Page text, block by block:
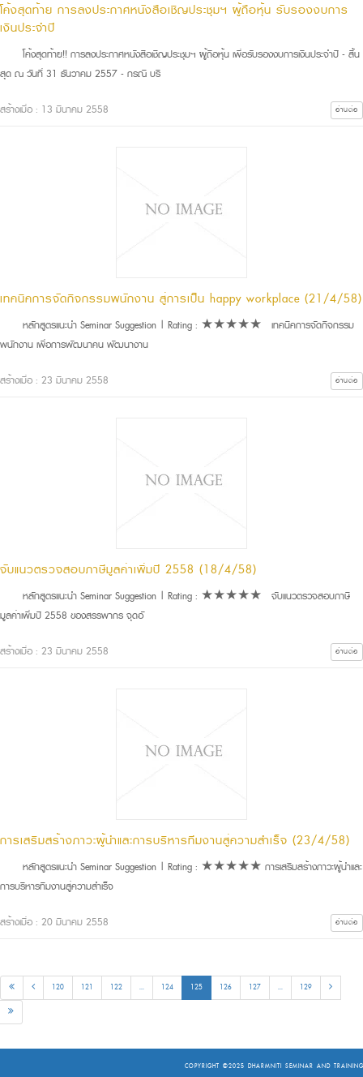
โค้งสุดท้าย การลงประกาศหนังสือเชิญประชุมฯ ผู้ถือหุ้น รับรองงบการ
เงินประจำปี
โค้งสุดท้าย!! การลงประกาศหนังสือเชิญประชุมฯ ผู้ถือหุ้น เพื่อรับรองงบการเงินประจำปี - สิ้น
สุด ณ วันที่ 31 ธันวาคม 2557 - กรณี บริ
สร้างเมื่อ : 13 มีนาคม 2558 อ่านต่อ
เทคนิคการจัดกิจกรรมพนักงาน สู่การเป็น happy workplace (21/4/58)
หลักสูตรแนะนำ Seminar Suggestion | Rating : ★★★★★ เทคนิคการจัดกิจกรรม
พนักงาน เพื่อการพัฒนาคน พัฒนางาน
สร้างเมื่อ : 23 มีนาคม 2558 อ่านต่อ
จับแนวตรวจสอบภาษีมูลค่าเพิ่มปี 2558 (18/4/58)
หลักสูตรแนะนำ Seminar Suggestion | Rating : ★★★★★ จับแนวตรวจสอบภาษี
มูลค่าเพิ่มปี 2558 ของสรรพากร จุดอั
สร้างเมื่อ : 23 มีนาคม 2558 อ่านต่อ
การเสริมสร้างภาวะผู้นำและการบริหารทีมงานสู่ความสำเร็จ (23/4/58)
หลักสูตรแนะนำ Seminar Suggestion | Rating : ★★★★★ การเสริมสร้างภาวะผู้นำและ
การบริหารทีมงานสู่ความสำเร็จ
สร้างเมื่อ : 20 มีนาคม 2558 อ่านต่อ
120 121 122 ... 124 125 126 127 ... 129
COPYRIGHT ©2025 DHARMNITI SEMINAR AND